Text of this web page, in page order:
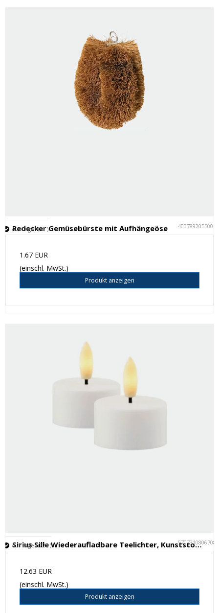
Redecker Gemüsebürste mit Aufhängeöse 4037892055005
Auf Lager (11 )
1.67 EUR
(einschl. MwSt.)
Produkt anzeigen
Sirius Sille Wiederaufladbare Teelichter, Kunststoff, 2er-Set, Ø4xH2,2cm
5707310806708
Auf Lager (229 )
12.63 EUR
(einschl. MwSt.)
Produkt anzeigen